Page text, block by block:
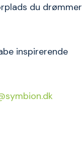
du drømmer
inspirerende